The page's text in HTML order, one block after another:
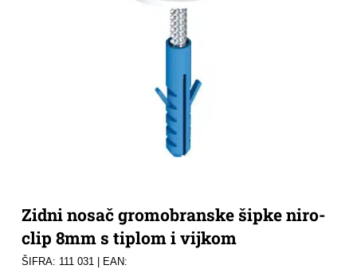
Zidni nosač gromobranske šipke niro-
clip 8mm s tiplom i vijkom
ŠIFRA: 111 031 | EAN: